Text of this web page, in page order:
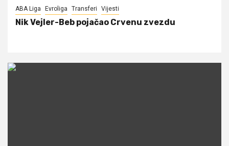
ABA Liga Evroliga Transferi Vijesti
Nik Vejler-Beb pojačao Crvenu zvezdu